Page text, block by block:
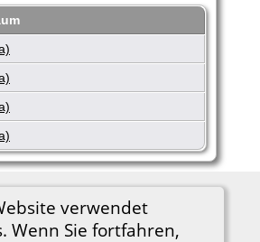
verwendet
Wenn Sie fortfahren,